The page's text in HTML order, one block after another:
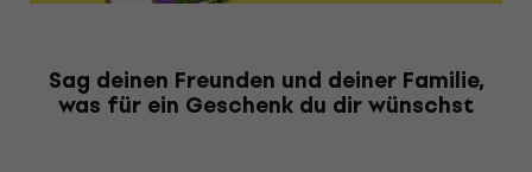
Sag deinen Freunden und deiner Familie,
was für ein Geschenk du dir wünschst